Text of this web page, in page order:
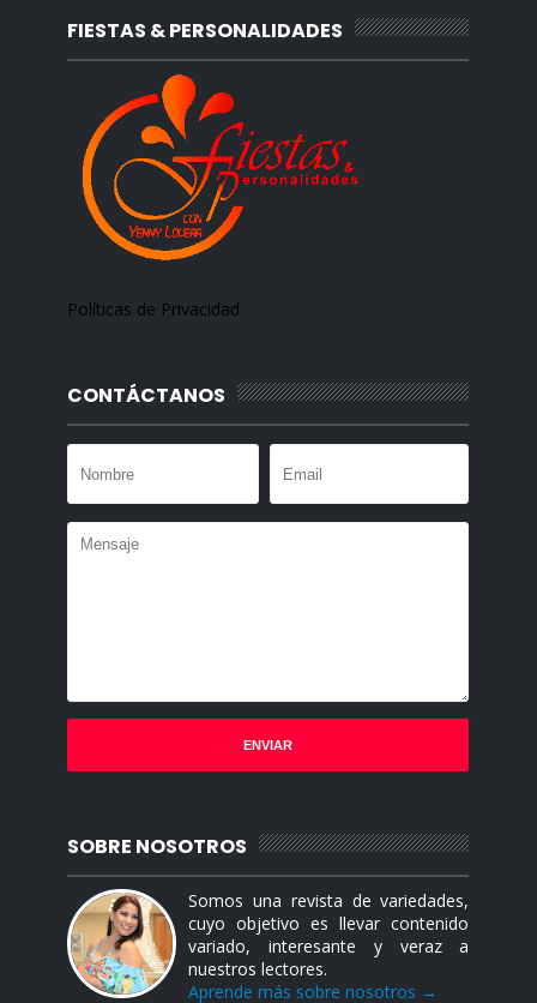
FIESTAS & PERSONALIDADES
Políticas de Privacidad
CONTÁCTANOS
SOBRE NOSOTROS
Somos una revista de variedades,
cuyo objetivo es llevar contenido
variado, interesante y veraz a
nuestros lectores.
Aprende más sobre nosotros →